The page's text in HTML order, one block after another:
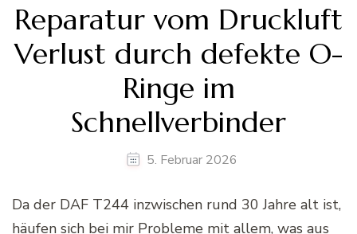
Reparatur vom Druckluft
Verlust durch defekte O-
Ringe im
Schnellverbinder
5. Februar 2026
Da der DAF T244 inzwischen rund 30 Jahre alt ist,
häufen sich bei mir Probleme mit allem, was aus